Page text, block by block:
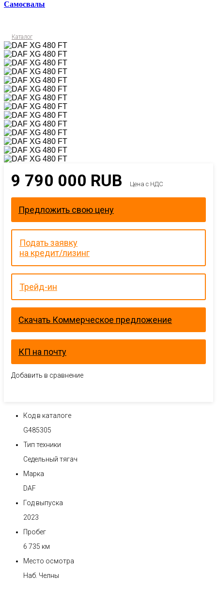
Самосвалы
Каталог
9 790 000 RUB Цена с НДС
Предложить свою цену
Подать заявку
на кредит/лизинг
Трейд-ин
Скачать Коммерческое предложение
КП на почту
Добавить в сравнение
Код в каталоге
G485305
Тип техники
Седельный тягач
Марка
DAF
Год выпуска
2023
Пробег
6 735 км
Место осмотра
Наб. Челны